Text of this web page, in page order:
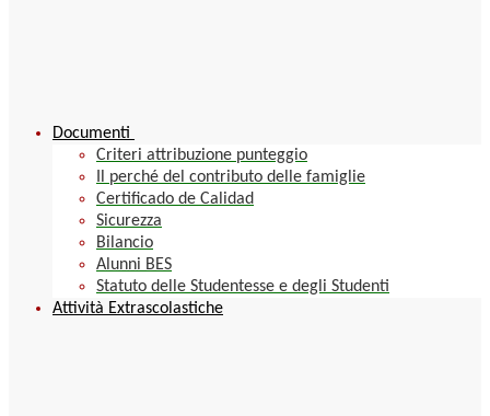
Documenti
Criteri attribuzione punteggio
Il perché del contributo delle famiglie
Certificado de Calidad
Sicurezza
Bilancio
Alunni BES
Statuto delle Studentesse e degli Studenti
Attività Extrascolastiche